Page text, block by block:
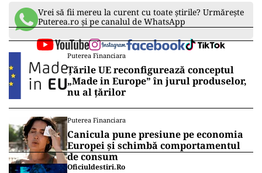
Vrei să fii mereu la curent cu toate știrile? Urmărește
Puterea.ro și pe canalul de WhatsApp
Puterea Financiara
Țările UE reconfigurează conceptul
„Made in Europe” în jurul produselor,
nu al țărilor
Puterea Financiara
Canicula pune presiune pe economia
Europei și schimbă comportamentul
de consum
Oficiuldestiri.ro